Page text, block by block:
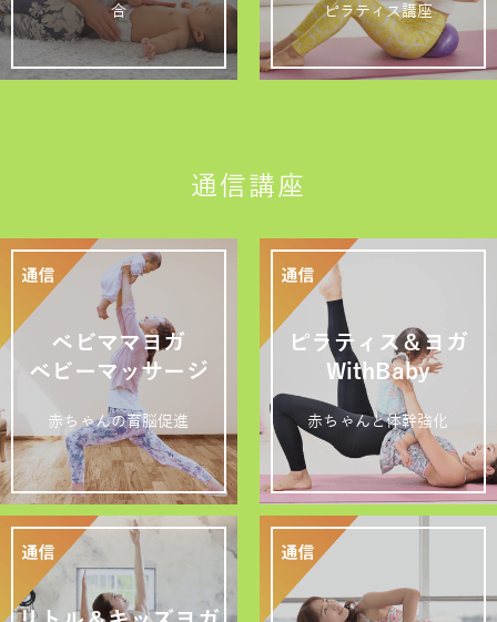
合 ピラティス講座
通信講座
ベビママヨガ
ベビーマッサージ
赤ちゃんの育脳促進
ピラティス＆ヨガ
WithBaby
赤ちゃんと体幹強化